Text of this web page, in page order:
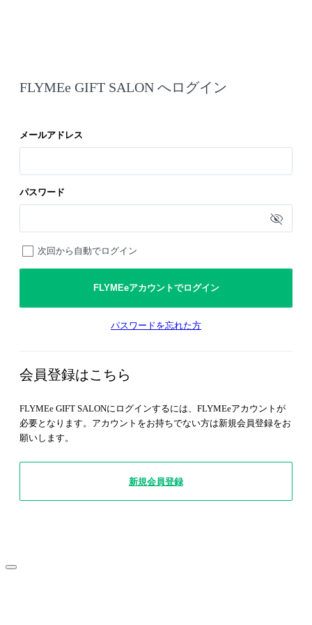
FLYMEe GIFT SALON へログイン
メールアドレス
パスワード
次回から自動でログイン
FLYMEeアカウントでログイン
パスワードを忘れた方
会員登録はこちら
FLYMEe GIFT SALONにログインするには、FLYMEeアカウントが
必要となります。アカウントをお持ちでない方は新規会員登録をお
願いします。
新規会員登録